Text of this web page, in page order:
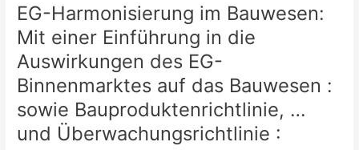
EG-Harmonisierung im Bauwesen:
Mit einer Einführung in die
Auswirkungen des EG-
Binnenmarktes auf das Bauwesen :
sowie Bauproduktenrichtlinie, …
und Überwachungsrichtlinie :
EG-
Harmonisierung
im
Bauwesen:
Mit
Einführung
in